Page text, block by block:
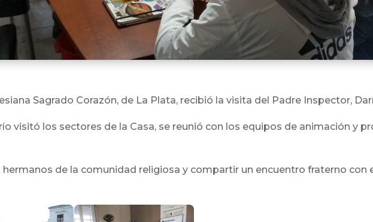
Sagrado Corazón, de La Plata, recibió la visita del Padre Inspector,
visitó los sectores de la Casa, se reunió con los equipos de animación y
de la comunidad religiosa y compartir un encuentro fraterno con